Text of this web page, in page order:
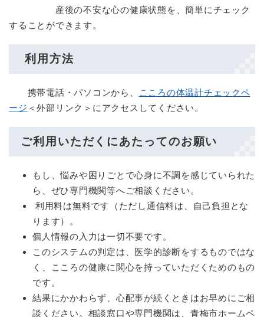
産後の不安な心の健康状態を、簡単にチェック
することができます。
利用方法
携帯電話・パソコンから、
こころの体温計チェックペ
ージ ＜外部リンク＞ にアクセスしてください。
ご利用いただくにあたってのお願い
もし、悩みや困りごとで心身に不調を感じていられた
ら、ぜひ専門機関等へご相談ください。
利用料は無料です（ただし通信料は、自己負担とな
ります）。
個人情報の入力は一切不要です。
このシステムの判定は、医学的診断をするものではな
く、こころの健康に関心を持っていただくためのもの
です。
結果にかかわらず、心配事が続くときはお早めにご相
談ください。相談窓口や専門機関は、青梅市ホームペ